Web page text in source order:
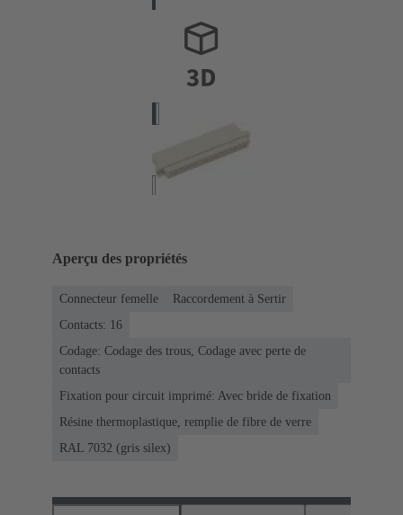
Aperçu des propriétés
Connecteur femelle
Raccordement à Sertir
Contacts: 16
Codage: Codage des trous, Codage avec perte de
contacts
Fixation pour circuit imprimé: Avec bride de fixation
Résine thermoplastique, remplie de fibre de verre
RAL 7032 (gris silex)